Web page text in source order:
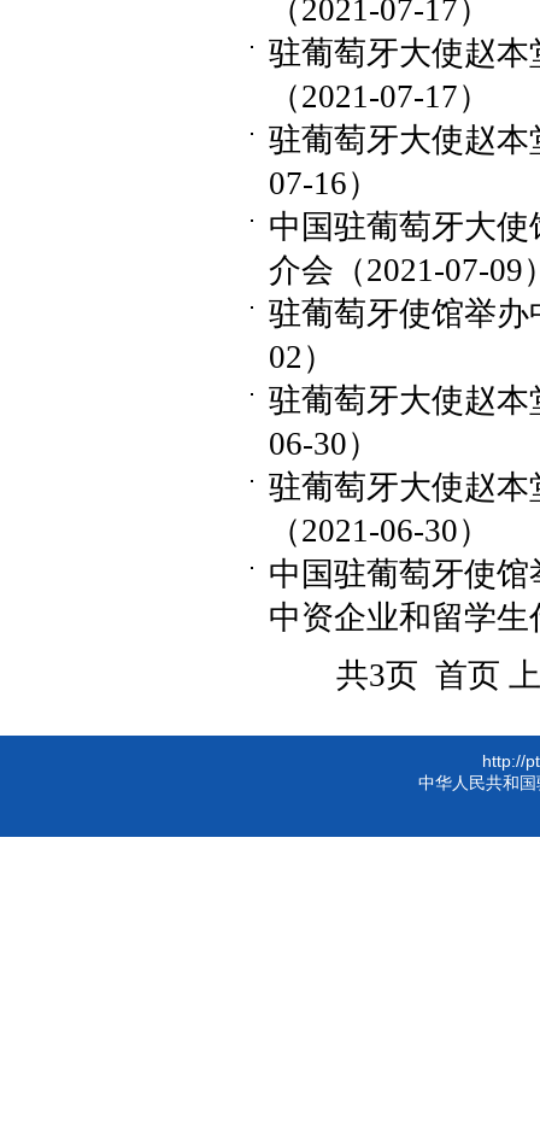
（2021-07-17）
驻葡萄牙大使赵
（2021-07-17）
驻葡萄牙大使赵
07-16）
中国驻葡萄牙大
介会（2021-07-09
驻葡萄牙使馆举办
02）
驻葡萄牙大使赵
06-30）
驻葡萄牙大使赵
（2021-06-30）
中国驻葡萄牙使
中资企业和留学生
共3页 首页
http://
中华人民共和